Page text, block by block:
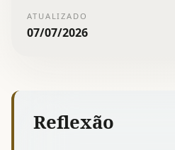
ATUALIZADO
07/07/2026
Reflexão